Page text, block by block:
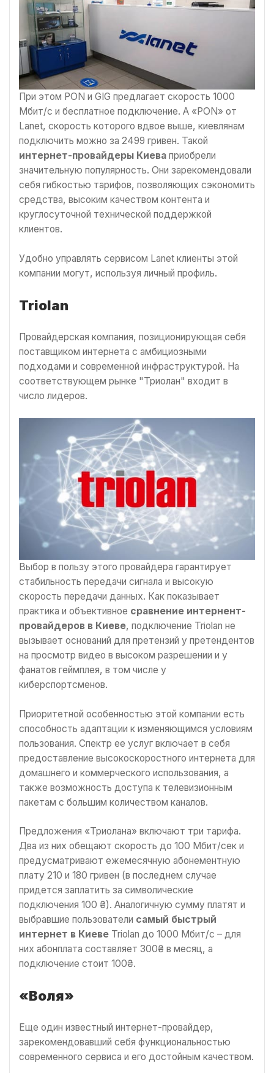
При этом PON и GIG предлагает скорость 1000
Мбит/с и бесплатное подключение. А «PON» от
Lanet, скорость которого вдвое выше, киевлянам
подключить можно за 2499 гривен. Такой
интернет-провайдеры Киева приобрели
значительную популярность. Они зарекомендовали
себя гибкостью тарифов, позволяющих сэкономить
средства, высоким качеством контента и
круглосуточной технической поддержкой
клиентов.
Удобно управлять сервисом Lanet клиенты этой
компании могут, используя личный профиль.
Triolan
Провайдерская компания, позиционирующая себя
поставщиком интернета с амбициозными
подходами и современной инфраструктурой. На
соответствующем рынке "Триолан" входит в
число лидеров.
Выбор в пользу этого провайдера гарантирует
стабильность передачи сигнала и высокую
скорость передачи данных. Как показывает
практика и объективное сравнение интернент-
провайдеров в Киеве, подключение Triolan не
вызывает оснований для претензий у претендентов
на просмотр видео в высоком разрешении и у
фанатов геймплея, в том числе у
киберспортсменов.
Приоритетной особенностью этой компании есть
способность адаптации к изменяющимся условиям
пользования. Спектр ее услуг включает в себя
предоставление высокоскоростного интернета для
домашнего и коммерческого использования, а
также возможность доступа к телевизионным
пакетам с большим количеством каналов.
Предложения «Триолана» включают три тарифа.
Два из них обещают скорость до 100 Мбит/сек и
предусматривают ежемесячную абонементную
плату 210 и 180 гривен (в последнем случае
придется заплатить за символические
подключения 100 ₴). Аналогичную сумму платят и
выбравшие пользователи самый быстрый
интернет в Киеве Triolan до 1000 Мбит/с – для
них абонплата составляет 300₴ в месяц, а
подключение стоит 100₴.
«Воля»
Еще один известный интернет-провайдер,
зарекомендовавший себя функциональностью
современного сервиса и его достойным качеством.